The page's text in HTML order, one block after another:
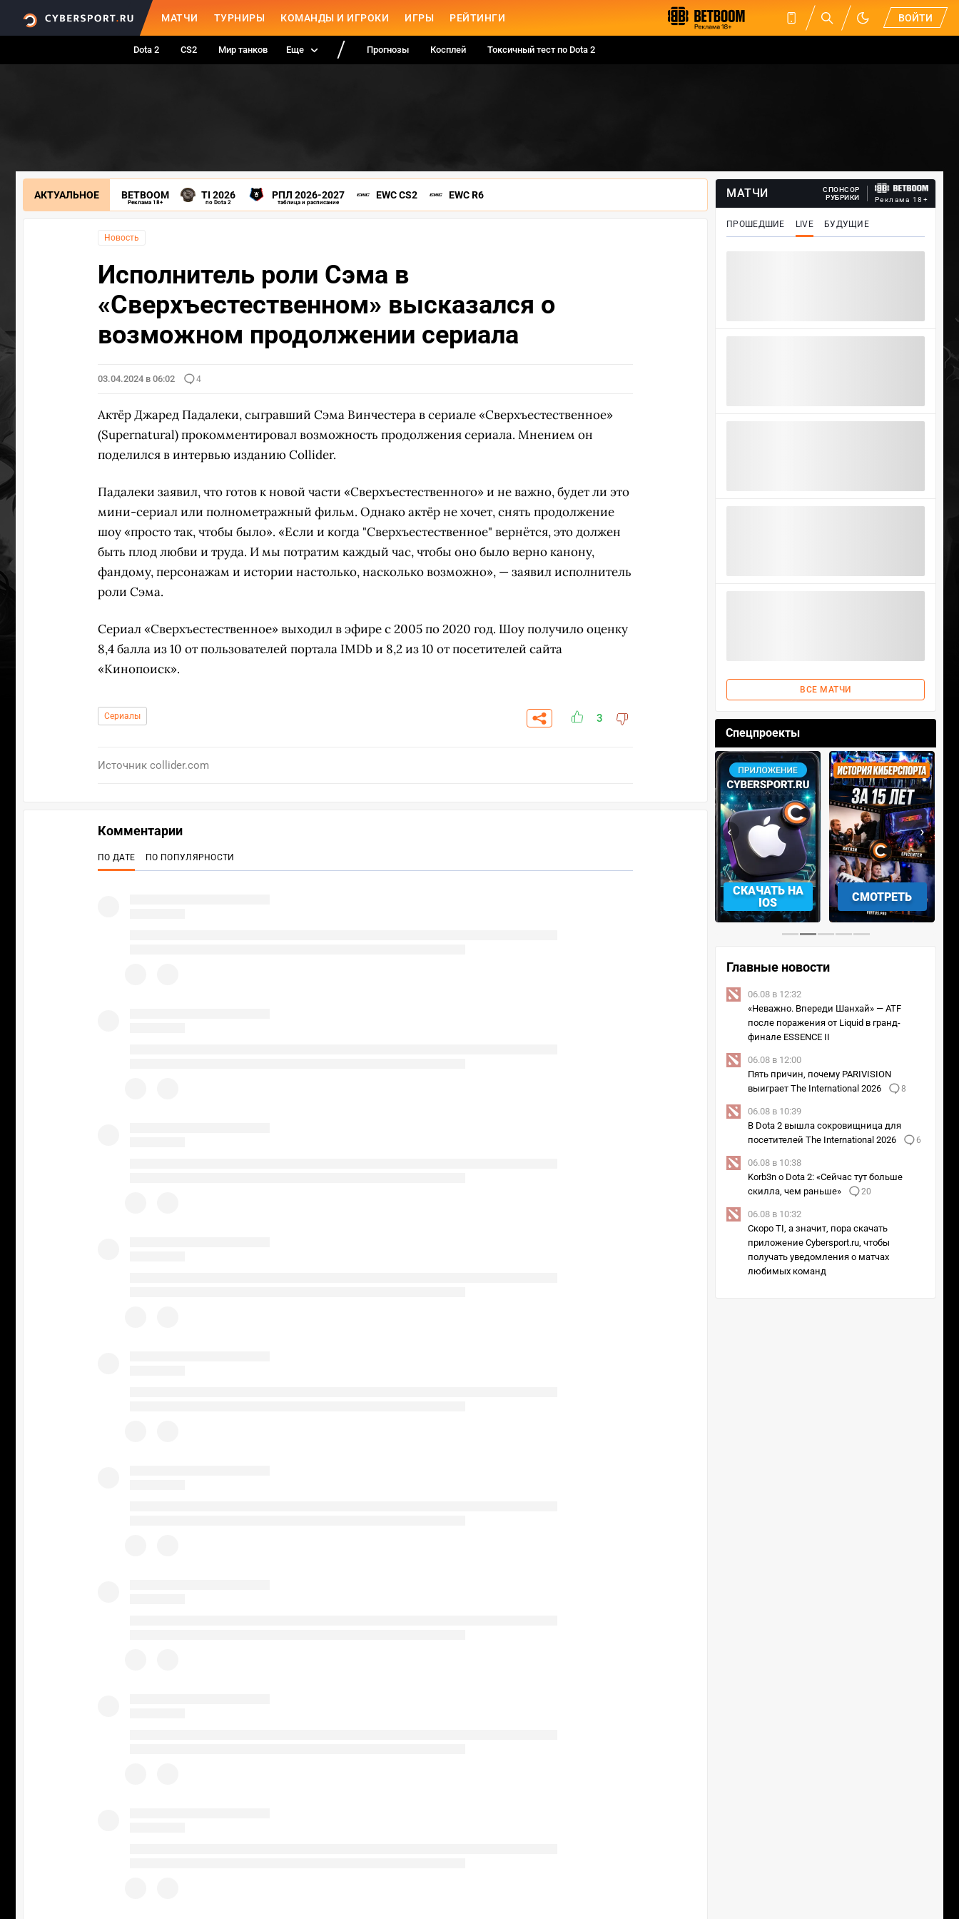
МАТЧИ ТУРНИРЫ КОМАНДЫ И ИГРОКИ ИГРЫ РЕЙТИНГИ ВОЙТИ
Dota 2 CS2 Мир танков Еще Прогнозы Косплей Токсичный тест по Dota 2
АКТУАЛЬНОЕ BETBOOM
Реклама 18+
TI 2026
по Dota 2
РПЛ 2026-2027
таблица и расписание
EWC CS2 EWC R6
Новость
Исполнитель роли Сэма в
«Сверхъестественном» высказался о
возможном продолжении сериала
03.04.2024 в 06:02 4
Актёр Джаред Падалеки, сыгравший Сэма Винчестера в сериале «Сверхъестественное»
(Supernatural) прокомментировал возможность продолжения сериала. Мнением он
поделился в интервью изданию Collider.
Падалеки заявил, что готов к новой части «Сверхъестественного» и не важно, будет ли это
мини-сериал или полнометражный фильм. Однако актёр не хочет, снять продолжение
шоу «просто так, чтобы было». «Если и когда "Сверхъестественное" вернётся, это должен
быть плод любви и труда. И мы потратим каждый час, чтобы оно было верно канону,
фандому, персонажам и истории настолько, насколько возможно», — заявил исполнитель
роли Сэма.
Сериал «Сверхъестественное» выходил в эфире с 2005 по 2020 год. Шоу получило оценку
8,4 балла из 10 от пользователей портала IMDb и 8,2 из 10 от посетителей сайта
«Кинопоиск».
Сериалы 3
Источник collider.com
МАТЧИ
СПОНСОР
РУБРИКИ
Реклама 18+
ПРОШЕДШИЕ LIVE БУДУЩИЕ
ВСЕ МАТЧИ
Спецпроекты
СКАЧАТЬ НА
СМОТРЕТЬ УЧАСТВОВАТЬ
‹ ›
Главные новости
06.08 в 12:32
«Неважно. Впереди Шанхай» — ATF
после поражения от Liquid в гранд-
финале ESSENCE II
06.08 в 12:00
Пять причин, почему PARIVISION
выиграет The International 2026
8
06.08 в 10:39
В Dota 2 вышла сокровищница для
посетителей The International 2026
6
06.08 в 10:38
Korb3n о Dota 2: «Сейчас тут больше
скилла, чем раньше»
20
06.08 в 10:32
Скоро TI, а значит, пора скачать
приложение Cybersport.ru, чтобы
получать уведомления о матчах
любимых команд
Комментарии
ПО ДАТЕ ПО ПОПУЛЯРНОСТИ